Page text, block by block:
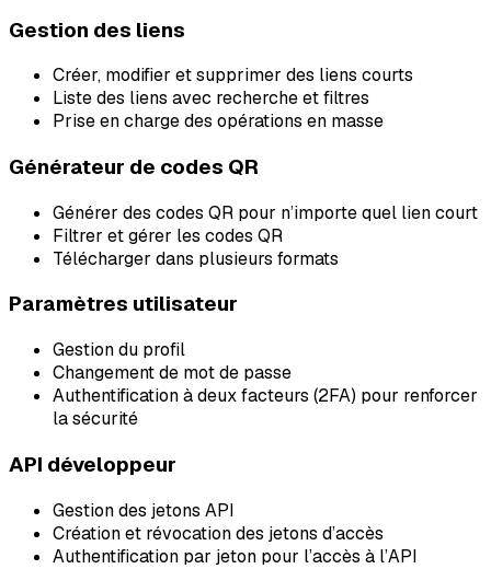
Gestion des liens
Créer, modifier et supprimer des liens courts
Liste des liens avec recherche et filtres
Prise en charge des opérations en masse
Générateur de codes QR
Générer des codes QR pour n’importe quel lien court
Filtrer et gérer les codes QR
Télécharger dans plusieurs formats
Paramètres utilisateur
Gestion du profil
Changement de mot de passe
Authentification à deux facteurs (2FA) pour renforcer
la sécurité
API développeur
Gestion des jetons API
Création et révocation des jetons d’accès
Authentification par jeton pour l’accès à l’API